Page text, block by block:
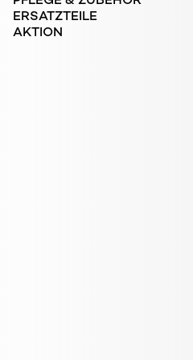
ERSATZTEILE
AKTION